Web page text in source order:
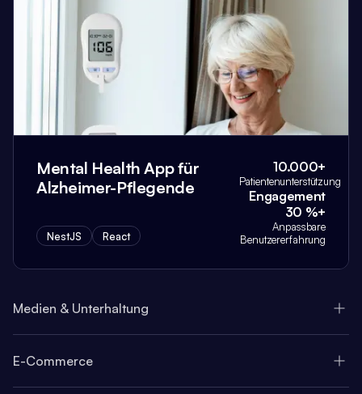
Mental Health App für
Alzheimer-Pflegende
NestJS React
10.000+
Patientenunterstützung
Engagement
30 %+
Anpassbare
Benutzererfahrung
Medien & Unterhaltung
E-Commerce